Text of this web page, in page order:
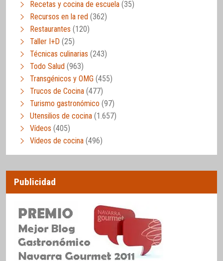
Recetas y cocina de escuela (35)
Recursos en la red (362)
Restaurantes (120)
Taller I+D (25)
Técnicas culinarias (243)
Todo Salud (963)
Transgénicos y OMG (455)
Trucos de Cocina (477)
Turismo gastronómico (97)
Utensilios de cocina (1.657)
Vídeos (405)
Vídeos de cocina (496)
Publicidad